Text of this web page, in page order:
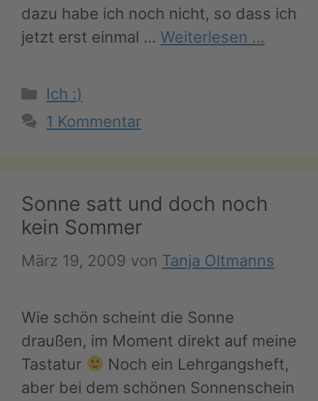
dazu habe ich noch nicht, so dass ich
jetzt erst einmal … Weiterlesen …
Kategorien
Ich :)
1 Kommentar
Sonne satt und doch noch
kein Sommer
März 19, 2009 von Tanja Oltmanns
Wie schön scheint die Sonne
draußen, im Moment direkt auf meine
Tastatur
Noch ein Lehrgangsheft,
aber bei dem schönen Sonnenschein